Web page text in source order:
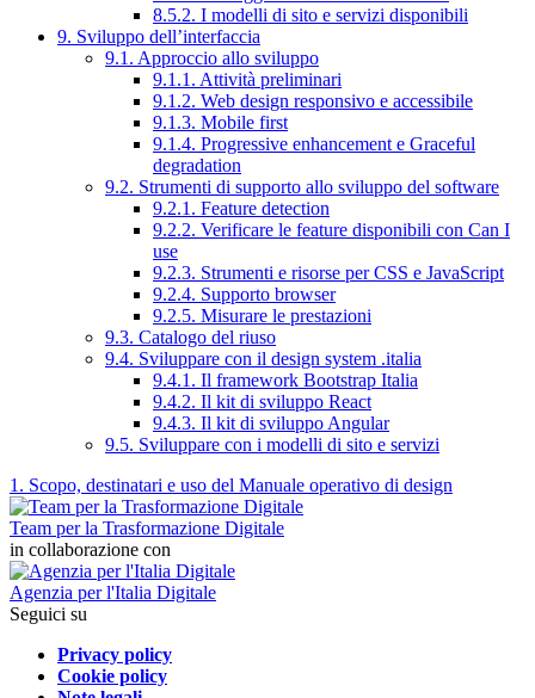
8.5.2. I modelli di sito e servizi disponibili
9. Sviluppo dell’interfaccia
9.1. Approccio allo sviluppo
9.1.1. Attività preliminari
9.1.2. Web design responsivo e accessibile
9.1.3. Mobile first
9.1.4. Progressive enhancement e Graceful
degradation
9.2. Strumenti di supporto allo sviluppo del software
9.2.1. Feature detection
9.2.2. Verificare le feature disponibili con Can I
use
9.2.3. Strumenti e risorse per CSS e JavaScript
9.2.4. Supporto browser
9.2.5. Misurare le prestazioni
9.3. Catalogo del riuso
9.4. Sviluppare con il design system .italia
9.4.1. Il framework Bootstrap Italia
9.4.2. Il kit di sviluppo React
9.4.3. Il kit di sviluppo Angular
9.5. Sviluppare con i modelli di sito e servizi
1. Scopo, destinatari e uso del Manuale operativo di design
Team per la Trasformazione Digitale
in collaborazione con
Agenzia per l'Italia Digitale
Seguici su
Privacy policy
Cookie policy